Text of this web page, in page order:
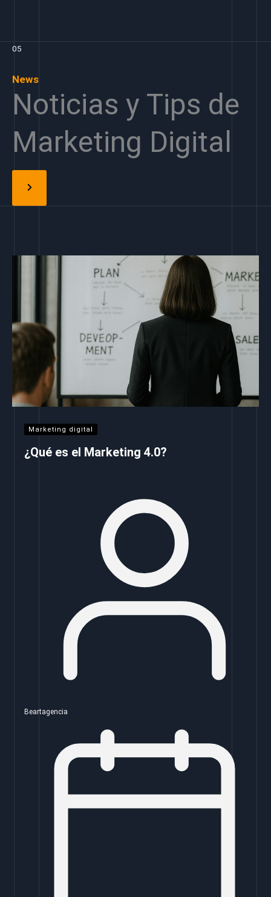
05
News
Noticias y Tips de
Marketing Digital
Marketing digital
¿Qué es el Marketing 4.0?
Beartagencia